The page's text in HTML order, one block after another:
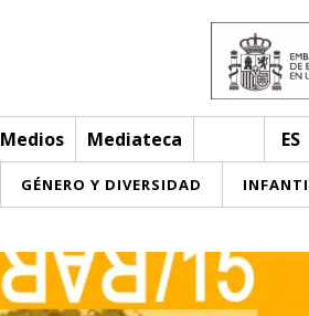
Medios Mediateca ES
GÉNERO Y DIVERSIDAD